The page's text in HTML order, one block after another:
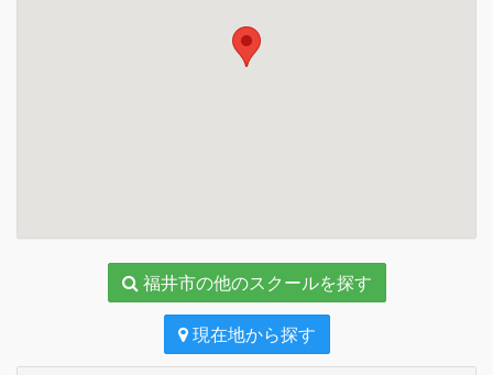
福井市の他のスクールを探す
現在地から探す